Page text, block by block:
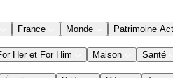
France Monde Patrimoine
Her et For Him Maison Santé